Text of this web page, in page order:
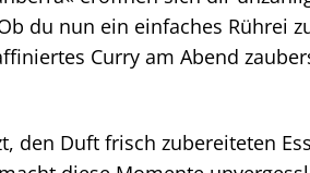
du nun ein einfaches Rührei
Curry am Abend
den Duft frisch zubereiteten